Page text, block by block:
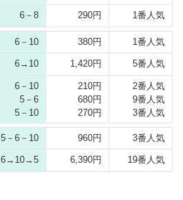
6－8 290円 1番人気
6－10 380円 1番人気
6→10 1,420円 5番人気
6－10
5－6
5－10
210円
680円
270円
2番人気
9番人気
3番人気
5－6－10 960円 3番人気
6→10→5 6,390円 19番人気